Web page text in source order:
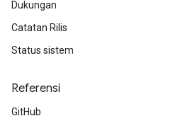
Dukungan
Catatan Rilis
Status sistem
Referensi
GitHub